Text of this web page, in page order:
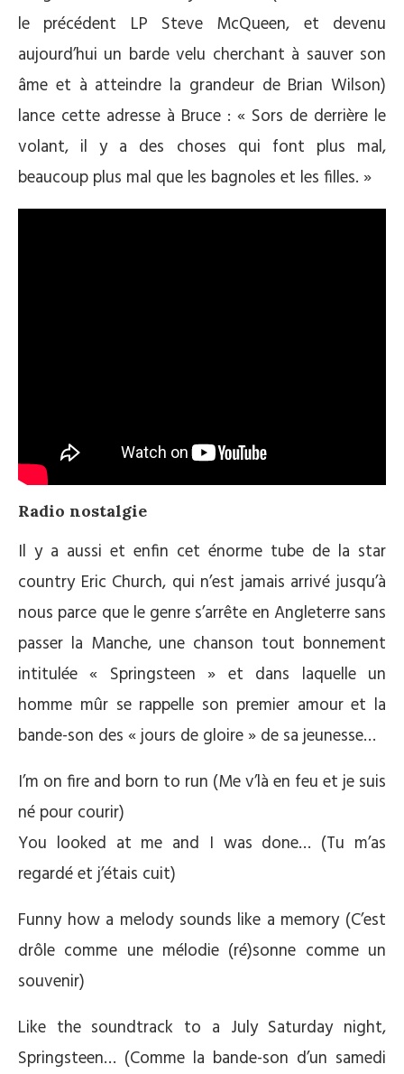
le précédent LP Steve McQueen, et devenu
aujourd’hui un barde velu cherchant à sauver son
âme et à atteindre la grandeur de Brian Wilson)
lance cette adresse à Bruce : « Sors de derrière le
volant, il y a des choses qui font plus mal,
beaucoup plus mal que les bagnoles et les filles. »
Radio nostalgie
Il y a aussi et enfin cet énorme tube de la star
country Eric Church, qui n’est jamais arrivé jusqu’à
nous parce que le genre s’arrête en Angleterre sans
passer la Manche, une chanson tout bonnement
intitulée « Springsteen » et dans laquelle un
homme mûr se rappelle son premier amour et la
bande-son des « jours de gloire » de sa jeunesse…
I’m on fire and born to run (Me v’là en feu et je suis
né pour courir)
You looked at me and I was done… (Tu m’as
regardé et j’étais cuit)
Funny how a melody sounds like a memory (C’est
drôle comme une mélodie (ré)sonne comme un
souvenir)
Like the soundtrack to a July Saturday night,
Springsteen… (Comme la bande-son d’un samedi